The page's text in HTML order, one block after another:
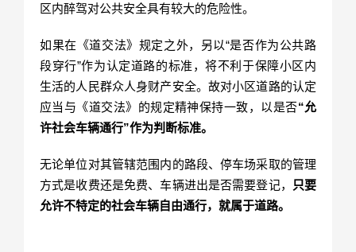
区内醉驾对公共安全具有较大的危险性。
如果在《道交法》规定之外，另以“是否作为公共路
段穿行”作为认定道路的标准，将不利于保障小区内
生活的人民群众人身财产安全。故对小区道路的认定
应当与《道交法》的规定精神保持一致，以是否“允
许社会车辆通行”作为判断标准。
无论单位对其管辖范围内的路段、停车场采取的管理
方式是收费还是免费、车辆进出是否需要登记，
只要
允许不特定的社会车辆自由通行，就属于道路。